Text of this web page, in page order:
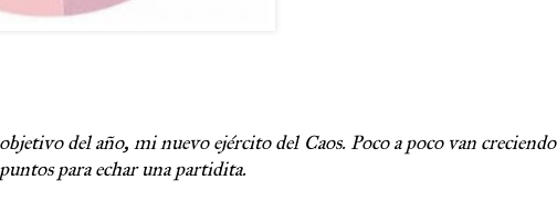
del año, mi nuevo ejército del Caos. Poco a poco van creciendo
para echar una partidita.